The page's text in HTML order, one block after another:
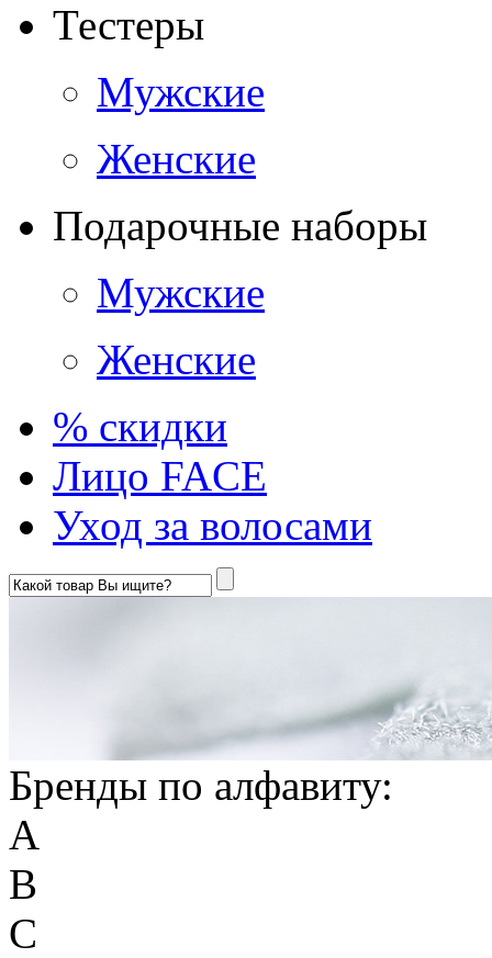
Тестеры
Мужские
Женские
Подарочные наборы
Мужские
Женские
% скидки
Лицо FACE
Уход за волосами
Бренды по алфавиту:
A
B
C